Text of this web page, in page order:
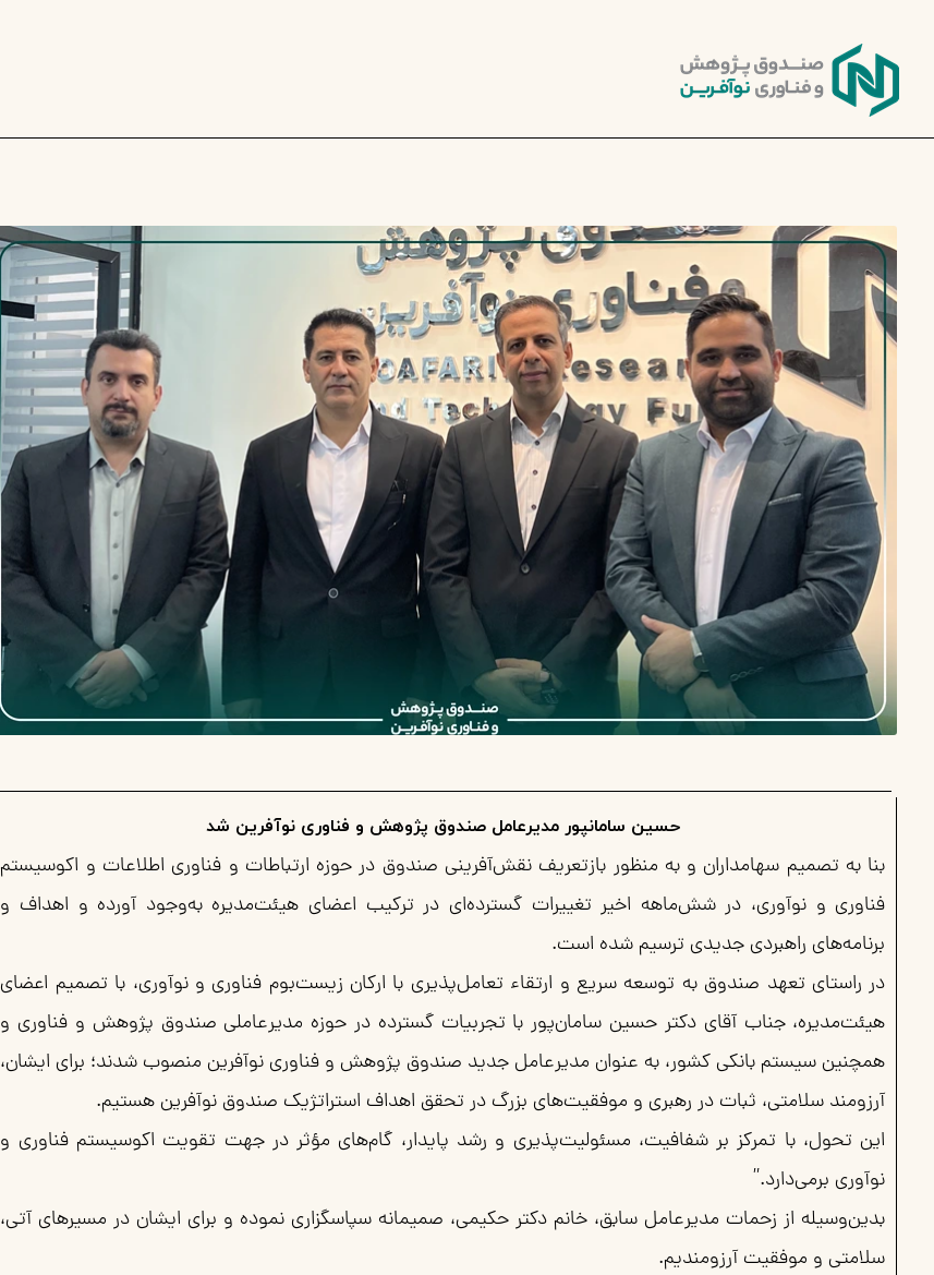
حسین سامانپور مدیرعامل صندوق پژوهش و فناوری نوآفرین شد
بنا به تصمیم سهامداران و به منظور بازتعریف نقش‌آفرینی صندوق در حوزه ارتباطات و فناوری اطلاعات و اکوسیستم
فناورى و نوآورى، در شش‌ماهه اخیر تغییرات گسترده‌ای در ترکیب اعضای هیئت‌مدیره به‌وجود آورده و اهداف و
برنامه‌های راهبردی جدیدی ترسیم شده است.
در راستای تعهد صندوق به توسعه سریع‌ و ارتقاء تعامل‌پذیری با ارکان زیست‌بوم فناوری و نوآوری، با تصمیم اعضای
هیئت‌مدیره، جناب آقای دکتر حسین سامان‌پور با تجربیات گسترده در حوزه مدیرعاملی صندوق پژوهش و فناوری و
همچنین سیستم بانکی کشور، به ‌عنوان مدیرعامل جدید صندوق پژوهش و فناورى نوآفرین منصوب شدند؛ برای ایشان،
آرزومند سلامتی، ثبات در رهبری و موفقیت‌های بزرگ در تحقق اهداف استراتژیک صندوق نوآفرین هستیم.
این تحول، با تمرکز بر شفافیت، مسئولیت‌پذیری و رشد پایدار، گام‌های مؤثر در جهت تقویت اکوسیستم فناوری و
نوآوری برمی‌دارد.”
بدین‌وسیله از زحمات مدیرعامل سابق، خانم دکتر حکیمی، صمیمانه سپاسگزاری نموده و برای ایشان در مسیرهای آتی،
سلامتی و موفقیت آرزومندیم.